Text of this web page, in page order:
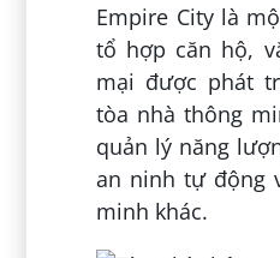
Empire City là
tổ hợp căn hộ,
mại được phát
tòa nhà thông
quản lý năng
an ninh tự động
minh khác.